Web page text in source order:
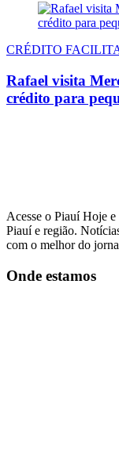
CRÉDITO
Rafael visita
crédito para
Acesse o Piauí Hoje
Piauí e região.
com o melhor do
Onde estamos